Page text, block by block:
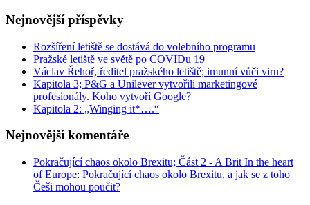
Nejnovější příspěvky
Rozšíření letiště se dostává do volebního programu
Pražské letiště ve světě po COVIDu 19
Václav Řehoř, ředitel pražského letiště; imunní vůči viru?
Kapitola 3; P&G a Unilever vytvořili marketingové
profesionály. Koho vytvoří Google?
Kapitola 2: „Winging it*….“
Nejnovější komentáře
Pokračující chaos okolo Brexitu; Část 2 - A Brit In the heart
of Europe: Pokračující chaos okolo Brexitu, a jak se z toho
Češi mohou poučit?